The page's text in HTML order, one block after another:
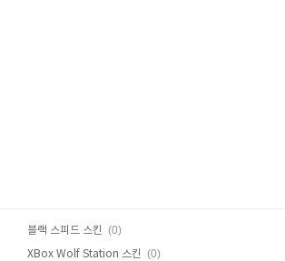
블랙 스피드 스킨 (0)
XBox Wolf Station 스킨 (0)